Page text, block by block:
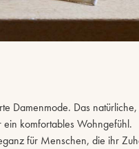
Damenmode. Das
komfortables Wohngefühl.
für Menschen, die ihr